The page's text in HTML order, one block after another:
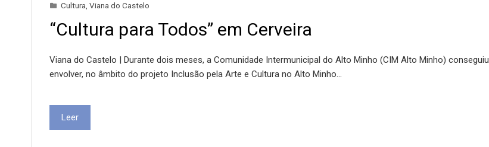
Cultura Viana do Castelo
“Cultura para Todos” em Cerveira
Viana do Castelo | Durante dois meses, a Comunidade Intermunicipal do Alto Minho (CIM Alto Minho) conseguiu
envolver, no âmbito do projeto Inclusão pela Arte e Cultura no Alto Minho…
Leer